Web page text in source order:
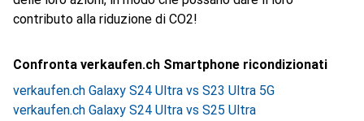
contributo alla riduzione di CO2!
Confronta verkaufen.ch Smartphone ricondizionati
verkaufen.ch Galaxy S24 Ultra vs S23 Ultra 5G
verkaufen.ch Galaxy S24 Ultra vs S25 Ultra